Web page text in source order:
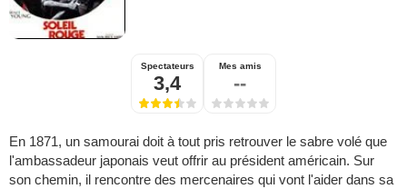
Spectateurs
3,4
Mes amis
--
En 1871, un samourai doit à tout pris retrouver le sabre volé que
l'ambassadeur japonais veut offrir au président américain. Sur
son chemin, il rencontre des mercenaires qui vont l'aider dans sa